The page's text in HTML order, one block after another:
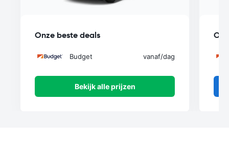
Onze beste deals
Budget vanaf/dag
Bekijk alle prijzen